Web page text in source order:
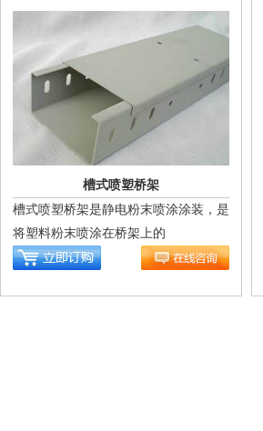
槽式喷塑桥架
槽式喷塑桥架是静电粉末喷涂涂装，是
将塑料粉末喷涂在桥架上的